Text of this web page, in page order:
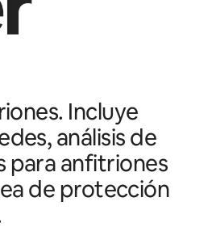
Incluye
análisis de
para anfitriones
de protección